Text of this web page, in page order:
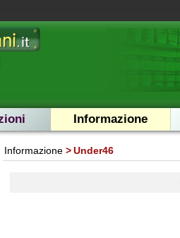
Informazione
Informazione Under46